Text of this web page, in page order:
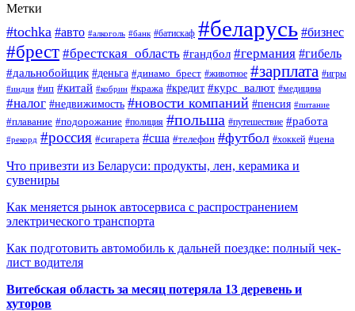
Метки
#tochka #авто #алкоголь #банк #батискаф #беларусь #бизнес
#брест #брестская_область #гандбол #германия #гибель
#дальнобойщик #деньга #динамо_брест #животное #зарплата #игры
#индия #ип #китай #кобрин #кража #кредит #курс_валют #медицина
#налог #недвижимость #новости компаний #пенсия #питание
#плавание #подорожание #полиция #польша #путешествие #работа
#рекорд #россия #сигарета #сша #телефон #футбол #хоккей #цена
Что привезти из Беларуси: продукты, лен, керамика и
сувениры
Как меняется рынок автосервиса с распространением
электрического транспорта
Как подготовить автомобиль к дальней поездке: полный чек-
лист водителя
Витебская область за месяц потеряла 13 деревень и
хуторов